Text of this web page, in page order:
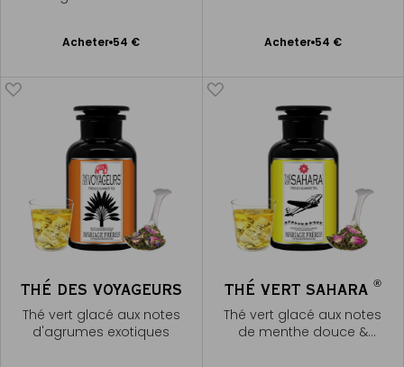
Acheter 54 €
Ajouter
Acheter 54 €
Ajouter
THÉ DES VOYAGEURS
Thé vert glacé aux notes
d'agrumes exotiques
THÉ VERT SAHARA ®
Thé vert glacé aux notes
de menthe douce &